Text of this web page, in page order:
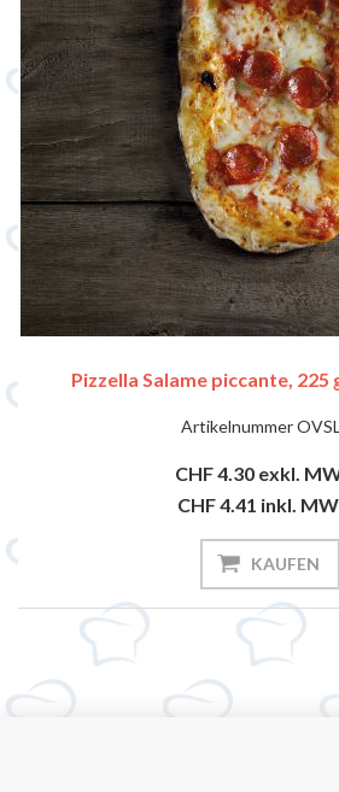
Pizzella Salame piccante, 225
Artikelnummer
CHF 4.30 exkl.
CHF 4.41 inkl.
KAUFEN